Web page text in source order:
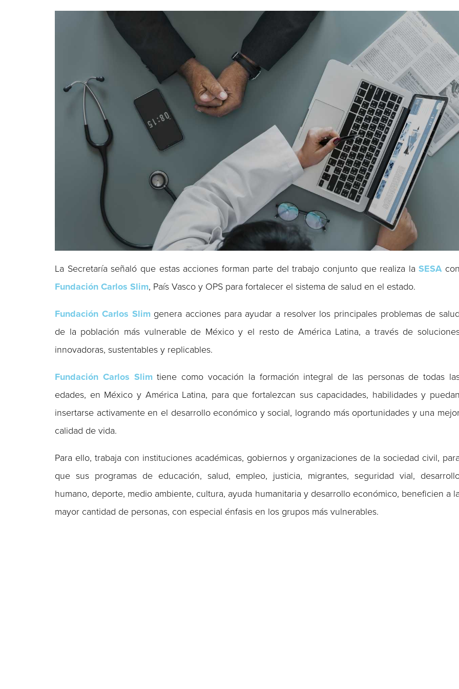
La Secretaría señaló que estas acciones forman parte del trabajo conjunto que realiza laSESA
Fundación Carlos Slim, País Vasco y OPS para fortalecer el sistema de salud en el estado.
Fundación Carlos Slimgenera acciones para ayudar a resolver los principales problemas de
de la población más vulnerable de México y el resto de América Latina, a través de
innovadoras, sustentables y replicables.
Fundación Carlos Slimtiene como vocación la formación integral de las personas de todas
edades, en México y América Latina, para que fortalezcan sus capacidades, habilidades y
insertarse activamente en el desarrollo económico y social, logrando más oportunidades y una
calidad de vida.
Para ello, trabaja con instituciones académicas, gobiernos y organizaciones de la sociedad civil,
que sus programas de educación, salud, empleo, justicia, migrantes, seguridad vial,
humano, deporte, medio ambiente, cultura, ayuda humanitaria y desarrollo económico, beneficien a
mayor cantidad de personas, con especial énfasis en los grupos más vulnerables.